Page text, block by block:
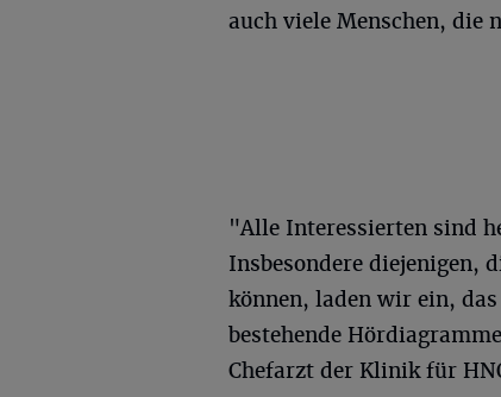
auch viele Menschen, die
"Alle Interessierten sind
Insbesondere diejenigen,
können, laden wir ein,
bestehende
Chefarzt der Klinik für